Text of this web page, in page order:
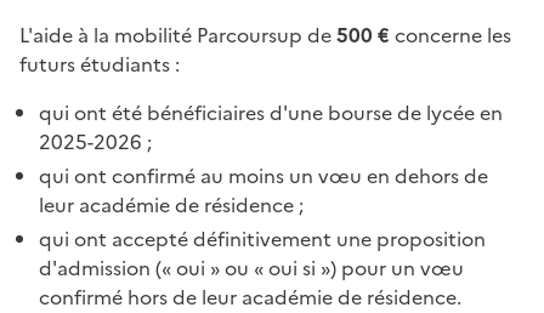
L'aide à la mobilité Parcoursup de500 € concerne les
futurs étudiants :
qui ont été bénéficiaires d'une bourse de lycée en
2025-2026 ;
qui ont confirmé au moins un vœu en dehors de
leur académie de résidence ;
qui ont accepté définitivement une proposition
d'admission (« oui » ou « oui si ») pour un vœu
confirmé hors de leur académie de résidence.